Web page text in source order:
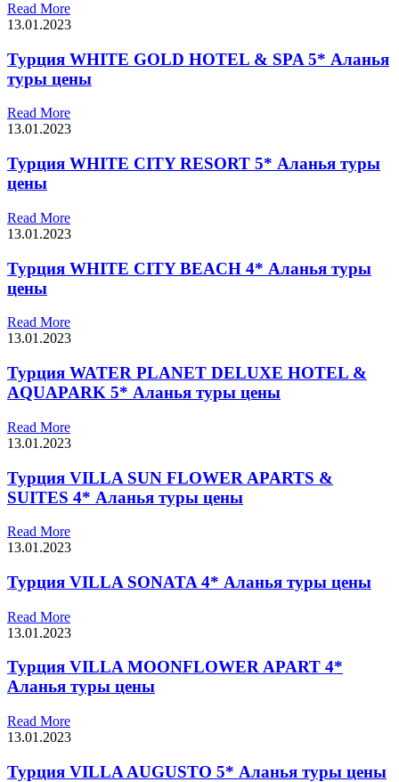
Read More
13.01.2023
Турция WHITE GOLD HOTEL & SPA 5* Аланья
туры цены
Read More
13.01.2023
Турция WHITE CITY RESORT 5* Аланья туры
цены
Read More
13.01.2023
Турция WHITE CITY BEACH 4* Аланья туры
цены
Read More
13.01.2023
Турция WATER PLANET DELUXE HOTEL &
AQUAPARK 5* Аланья туры цены
Read More
13.01.2023
Турция VILLA SUN FLOWER APARTS &
SUITES 4* Аланья туры цены
Read More
13.01.2023
Турция VILLA SONATA 4* Аланья туры цены
Read More
13.01.2023
Турция VILLA MOONFLOWER APART 4*
Аланья туры цены
Read More
13.01.2023
Турция VILLA AUGUSTO 5* Аланья туры цены